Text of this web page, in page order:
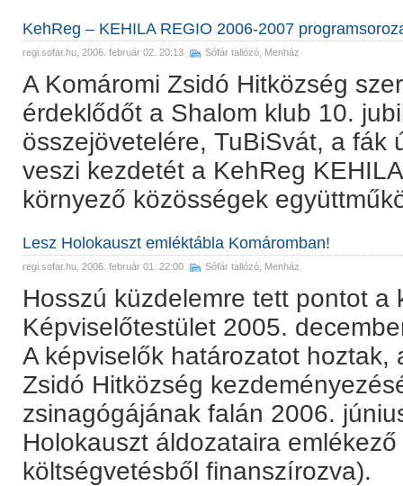
KehReg – KEHILA REGIO 2006-2007
regi.sofar.hu , 2006. február 02. 20:13 Sófár tallózó Menház
A Komáromi Zsidó Hitközség
érdeklődőt a Shalom klub 10.
összejövetelére, TuBiSvát, a fák
veszi kezdetét a KehReg
környező közösségek
Lesz Holokauszt emléktábla Komáromban!
regi.sofar.hu , 2006. február 01. 22:00 Sófár tallózó Menház
Hosszú küzdelemre tett pontot a
Képviselőtestület 2005.
A képviselők határozatot hoztak,
Zsidó Hitközség
zsinagógájának falán 2006.
Holokauszt áldozataira
költségvetésből finanszírozva).